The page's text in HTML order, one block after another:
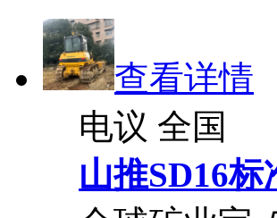
查看详情
电议 全国
山推SD16